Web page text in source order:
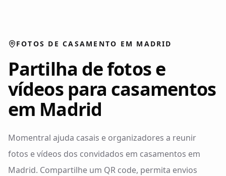
FOTOS DE CASAMENTO EM MADRID
Partilha de fotos e
vídeos para casamentos
em Madrid
Momentral ajuda casais e organizadores a reunir
fotos e vídeos dos convidados em casamentos em
Madrid. Compartilhe um QR code, permita envios